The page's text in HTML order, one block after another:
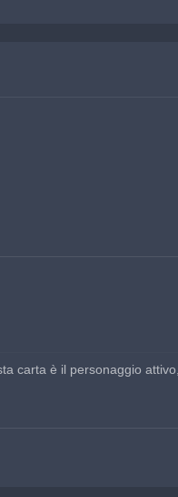
carta è il personaggio